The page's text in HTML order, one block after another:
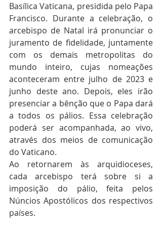
Basílica Vaticana, presidida pelo Papa
Francisco. Durante a celebração, o
arcebispo de Natal irá pronunciar o
juramento de fidelidade, juntamente
com os demais metropolitas do
mundo inteiro, cujas nomeações
aconteceram entre julho de 2023 e
junho deste ano. Depois, eles irão
presenciar a bênção que o Papa dará
a todos os pálios. Essa celebração
poderá ser acompanhada, ao vivo,
através dos meios de comunicação
do Vaticano.
Ao retornarem às arquidioceses,
cada arcebispo terá sobre si a
imposição do pálio, feita pelos
Núncios Apostólicos dos respectivos
países.